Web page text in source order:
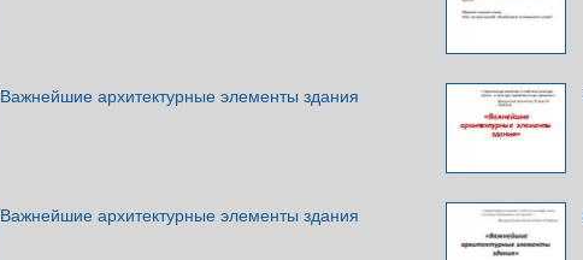
Важнейшие архитектурные элементы здания
Важнейшие архитектурные элементы здания